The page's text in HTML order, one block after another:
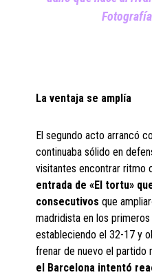
La ventaja se amplía
El segundo acto arrancó
continuaba sólido en
visitantes encontrar ritmo
entrada de «El tortu»
consecutivos que
madridista en los
estableciendo el 32-17 y
frenar de nuevo el partido
el Barcelona intentó